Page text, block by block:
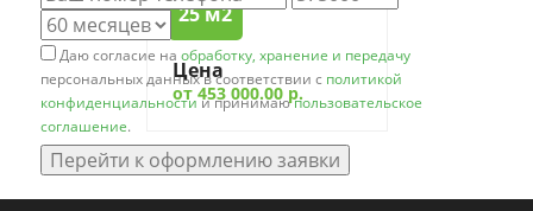
25 м2
Цена
от 453 000.00 р.
Даю согласие на обработку, хранение и передачу
персональных данных в соответствии с политикой
конфиденциальностии принимаюпользовательское
соглашение.
Перейти к оформлению заявки